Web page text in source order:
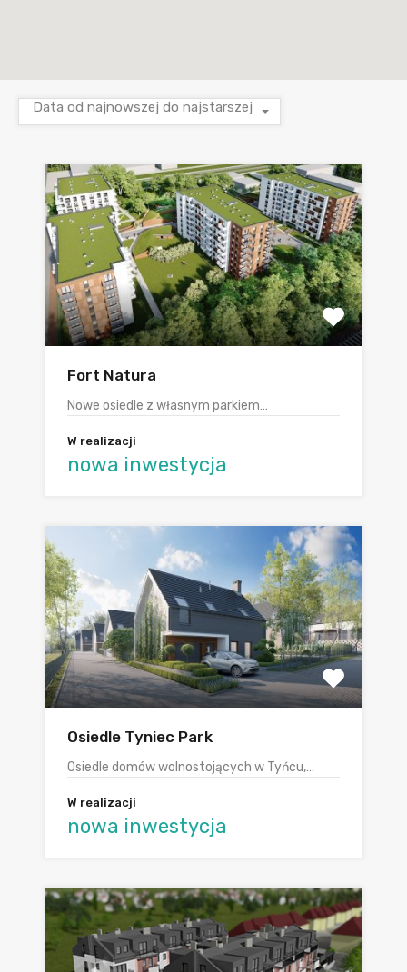
Data od najnowszej do najstarszej
Fort Natura
Nowe osiedle z własnym parkiem…
W realizacji
nowa inwestycja
Osiedle Tyniec Park
Osiedle domów wolnostojących w Tyńcu,…
W realizacji
nowa inwestycja